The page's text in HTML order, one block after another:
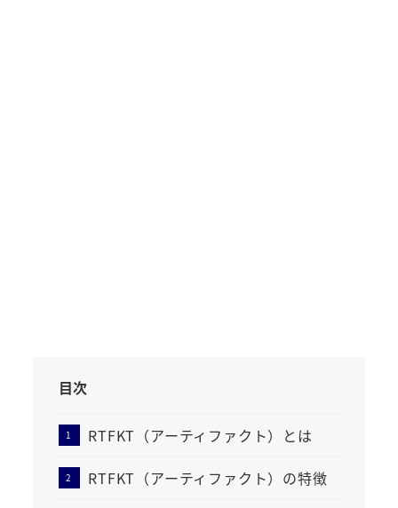
目次
RTFKT（アーティファクト）とは
RTFKT（アーティファクト）の特徴